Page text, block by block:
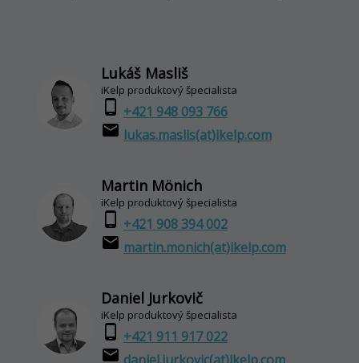
Lukáš Masliš
iKelp produktový špecialista
phone_android +421 948 093 766
email lukas.maslis(at)ikelp.com
Martin Mönich
iKelp produktový špecialista
phone_android +421 908 394 002
email martin.monich(at)ikelp.com
Daniel Jurkovič
iKelp produktový špecialista
phone_android +421 911 917 022
email daniel.jurkovic(at)ikelp.com